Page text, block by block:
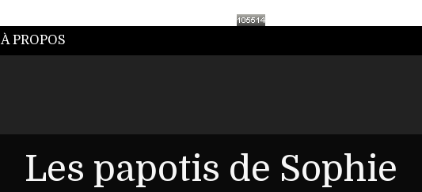
À PROPOS
Les papotis de Sophie